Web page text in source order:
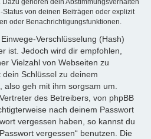
von deinen Beiträgen oder explizit
oder Benachrichtigungsfunktionen.
Verschlüsselung (Hash)
ist. Jedoch wird dir empfohlen,
Vielzahl von Webseiten zu
Schlüssel zu deinem
also geh mit ihm sorgsam um.
des Betreibers, von phpBB
nach deinem Passwort
vergessen haben, so kannst du
vergessen“ benutzen. Die